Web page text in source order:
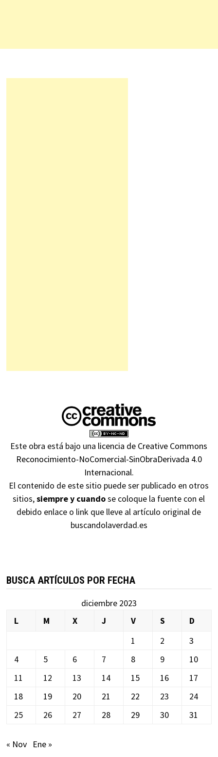
Este obra está bajo una licencia de Creative Commons
Reconocimiento-NoComercial-SinObraDerivada 4.0
Internacional.
El contenido de este sitio puede ser publicado en otros
sitios,siempre y cuandose coloque la fuente con el
debido enlace o link que lleve al artículo original de
buscandolaverdad.es
BUSCA ARTÍCULOS POR FECHA
diciembre 2023
L
M X J V S
D
1
2
3
4
5 6 7 8 9
10
11
12 13 14 15 16
17
18
19 20 21 22 23
24
25
26 27 28 29 30 31
« Nov Ene »